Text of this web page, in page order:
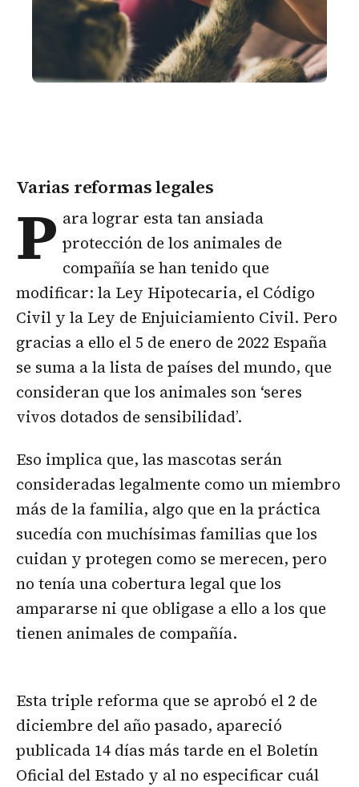
Varias reformas legales
P ara lograr esta tan ansiada
protección de los animales de
compañía se han tenido que
modificar: la Ley Hipotecaria, el Código
Civil y la Ley de Enjuiciamiento Civil. Pero
gracias a ello el 5 de enero de 2022 España
se suma a la lista de países del mundo, que
consideran que los animales son ‘seres
vivos dotados de sensibilidad’.
Eso implica que, las mascotas serán
consideradas legalmente como un miembro
más de la familia, algo que en la práctica
sucedía con muchísimas familias que los
cuidan y protegen como se merecen, pero
no tenía una cobertura legal que los
ampararse ni que obligase a ello a los que
tienen animales de compañía.
Esta triple reforma que se aprobó el 2 de
diciembre del año pasado, apareció
publicada 14 días más tarde en el Boletín
Oficial del Estado y al no especificar cuál